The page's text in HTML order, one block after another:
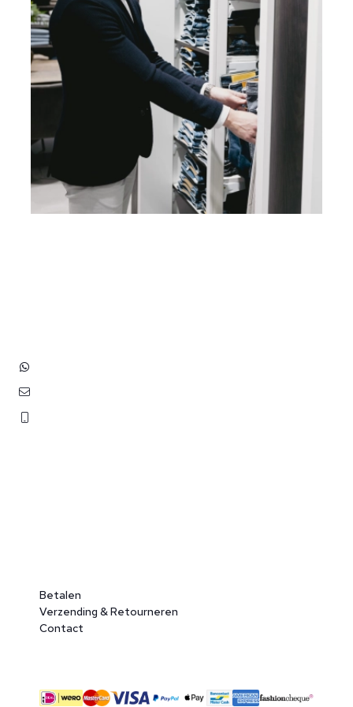
Betalen
Verzending & Retourneren
Contact